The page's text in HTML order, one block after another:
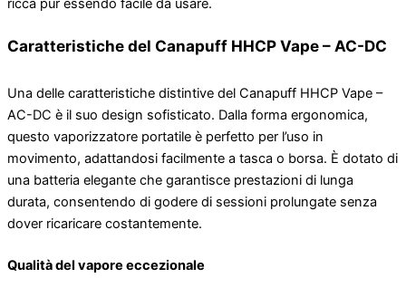
Caratteristiche del Canapuff HHCP Vape – AC-DC
Una delle caratteristiche distintive del Canapuff HHCP Vape –
AC-DC è il suo design sofisticato. Dalla forma ergonomica,
questo vaporizzatore portatile è perfetto per l’uso in
movimento, adattandosi facilmente a tasca o borsa. È dotato di
una batteria elegante che garantisce prestazioni di lunga
durata, consentendo di godere di sessioni prolungate senza
dover ricaricare costantemente.
Qualità del vapore eccezionale